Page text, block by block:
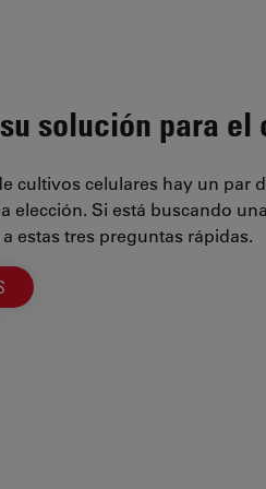
solución para
cultivos celulares hay un par
elección. Si está buscando
estas tres preguntas rápidas.